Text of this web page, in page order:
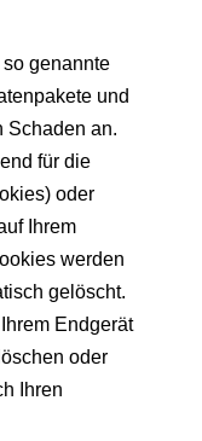
genannte
und
Schaden an.
für die
oder
Ihrem
werden
gelöscht.
Endgerät
oder
Ihren